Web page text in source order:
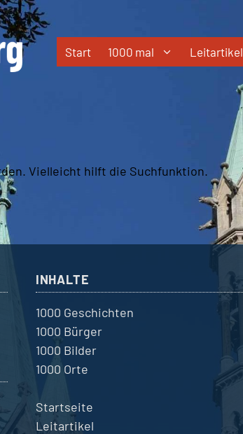
Start 1000 mal Leitartikel
Vielleicht hilft die Suchfunktion.
INHALTE
1000 Geschichten
1000 Bürger
1000 Bilder
1000 Orte
Startseite
Leitartikel